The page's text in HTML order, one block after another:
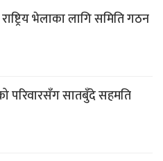
भेलाका लागि समिति गठन
परिवारसँग सातबुँदे सहमति